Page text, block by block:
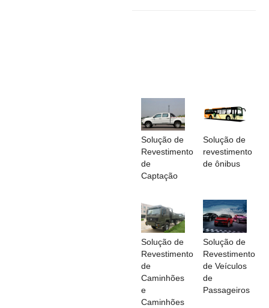
Solução de
Revestimento
de
Captação
Solução de
revestimento
de ônibus
Solução de
Revestimento
de
Caminhões
e
Caminhões
Solução de
Revestimento
de Veículos
de
Passageiros